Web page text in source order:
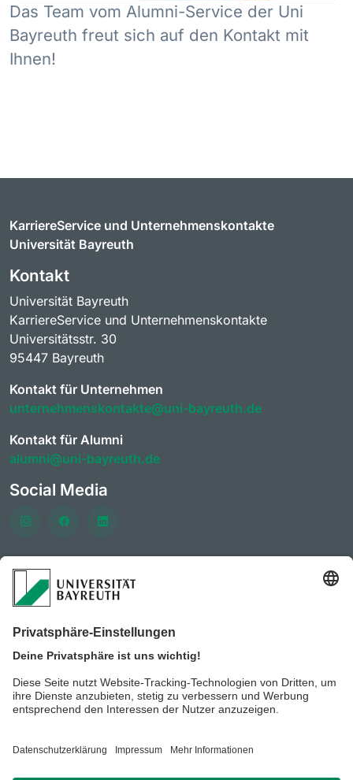
Das Team vom Alumni-Service der Uni
Bayreuth freut sich auf den Kontakt mit
Ihnen!
KarriereService und Unternehmenskontakte
Universität Bayreuth
Kontakt
Universität Bayreuth
KarriereService und Unternehmenskontakte
Universitätsstr. 30
95447 Bayreuth
Kontakt für Unternehmen
unternehmenskontakte@uni-bayreuth.de
Kontakt für Alumni
alumni@uni-bayreuth.de
Social Media
Häufig besuchte Seiten
Vereine & Initiativen des AlumniPortals
KarriereForum der Universität Bayreuth
Stellenportal der Universität Bayreuth
BeyondBayreuth - Podcasts zur Berufsorientierung